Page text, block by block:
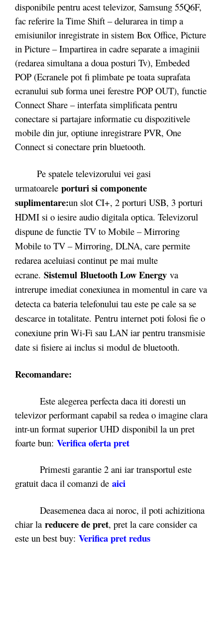
disponibile pentru acest televizor, Samsung 55Q6F,
fac referire la Time Shift – delurarea in timp a
emisiunilor inregistrate in sistem Box Office, Picture
in Picture – Impartirea in cadre separate a imaginii
(redarea simultana a doua posturi Tv), Embeded
POP (Ecranele pot fi plimbate pe toata suprafata
ecranului sub forma unei ferestre POP OUT), functie
Connect Share – interfata simplificata pentru
conectare si partajare informatie cu dispozitivele
mobile din jur, optiune inregistrare PVR, One
Connect si conectare prin bluetooth.
Pe spatele televizorului vei gasi
urmatoarele porturi si componente
suplimentare:un slot CI+, 2 porturi USB, 3 porturi
HDMI si o iesire audio digitala optica. Televizorul
dispune de functie TV to Mobile – Mirroring
Mobile to TV – Mirroring, DLNA, care permite
redarea aceluiasi continut pe mai multe
ecrane. Sistemul Bluetooth Low Energy va
intrerupe imediat conexiunea in momentul in care va
detecta ca bateria telefonului tau este pe cale sa se
descarce in totalitate. Pentru internet poti folosi fie o
conexiune prin Wi-Fi sau LAN iar pentru transmisie
date si fisiere ai inclus si modul de bluetooth.
Recomandare:
Este alegerea perfecta daca iti doresti un
televizor performant capabil sa redea o imagine clara
intr-un format superior UHD disponibil la un pret
foarte bun: Verifica oferta pret
Primesti garantie 2 ani iar transportul este
gratuit daca il comanzi de aici
Deasemenea daca ai noroc, il poti achizitiona
chiar la reducere de pret, pret la care consider ca
este un best buy: Verifica pret redus